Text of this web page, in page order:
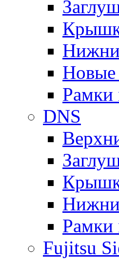
Новые
Рамки
DNS
Рамки
Fujitsu